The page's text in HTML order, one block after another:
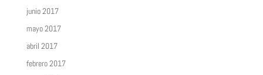
junio 2017
mayo 2017
abril 2017
febrero 2017